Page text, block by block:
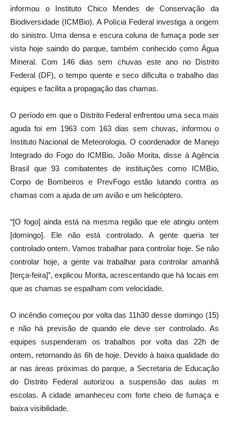
informou o Instituto Chico Mendes de Conservação da
Biodiversidade (ICMBio). A Polícia Federal investiga a origem
do sinistro. Uma densa e escura coluna de fumaça pode ser
vista hoje saindo do parque, também conhecido como Água
Mineral. Com 146 dias sem chuvas este ano no Distrito
Federal (DF), o tempo quente e seco dificulta o trabalho das
equipes e facilita a propagação das chamas.
O período em que o Distrito Federal enfrentou uma seca mais
aguda foi em 1963 com 163 dias sem chuvas, informou o
Instituto Nacional de Meteorologia. O coordenador de Manejo
Integrado do Fogo do ICMBio, João Morita, disse à Agência
Brasil que 93 combatentes de instituições como ICMBio,
Corpo de Bombeiros e PrevFogo estão lutando contra as
chamas com a ajuda de um avião e um helicóptero.
“[O fogo] ainda está na mesma região que ele atingiu ontem
[domingo]. Ele não está controlado. A gente queria ter
controlado ontem. Vamos trabalhar para controlar hoje. Se não
controlar hoje, a gente vai trabalhar para controlar amanhã
[terça-feira]”, explicou Morita, acrescentando que há locais em
que as chamas se espalham com velocidade.
O incêndio começou por volta das 11h30 desse domingo (15)
e não há previsão de quando ele deve ser controlado. As
equipes suspenderam os trabalhos por volta das 22h de
ontem, retornando às 6h de hoje. Devido à baixa qualidade do
ar nas áreas próximas do parque, a Secretaria de Educação
do Distrito Federal autorizou a suspensão das aulas m
escolas. A cidade amanheceu com forte cheio de fumaça e
baixa visibilidade.